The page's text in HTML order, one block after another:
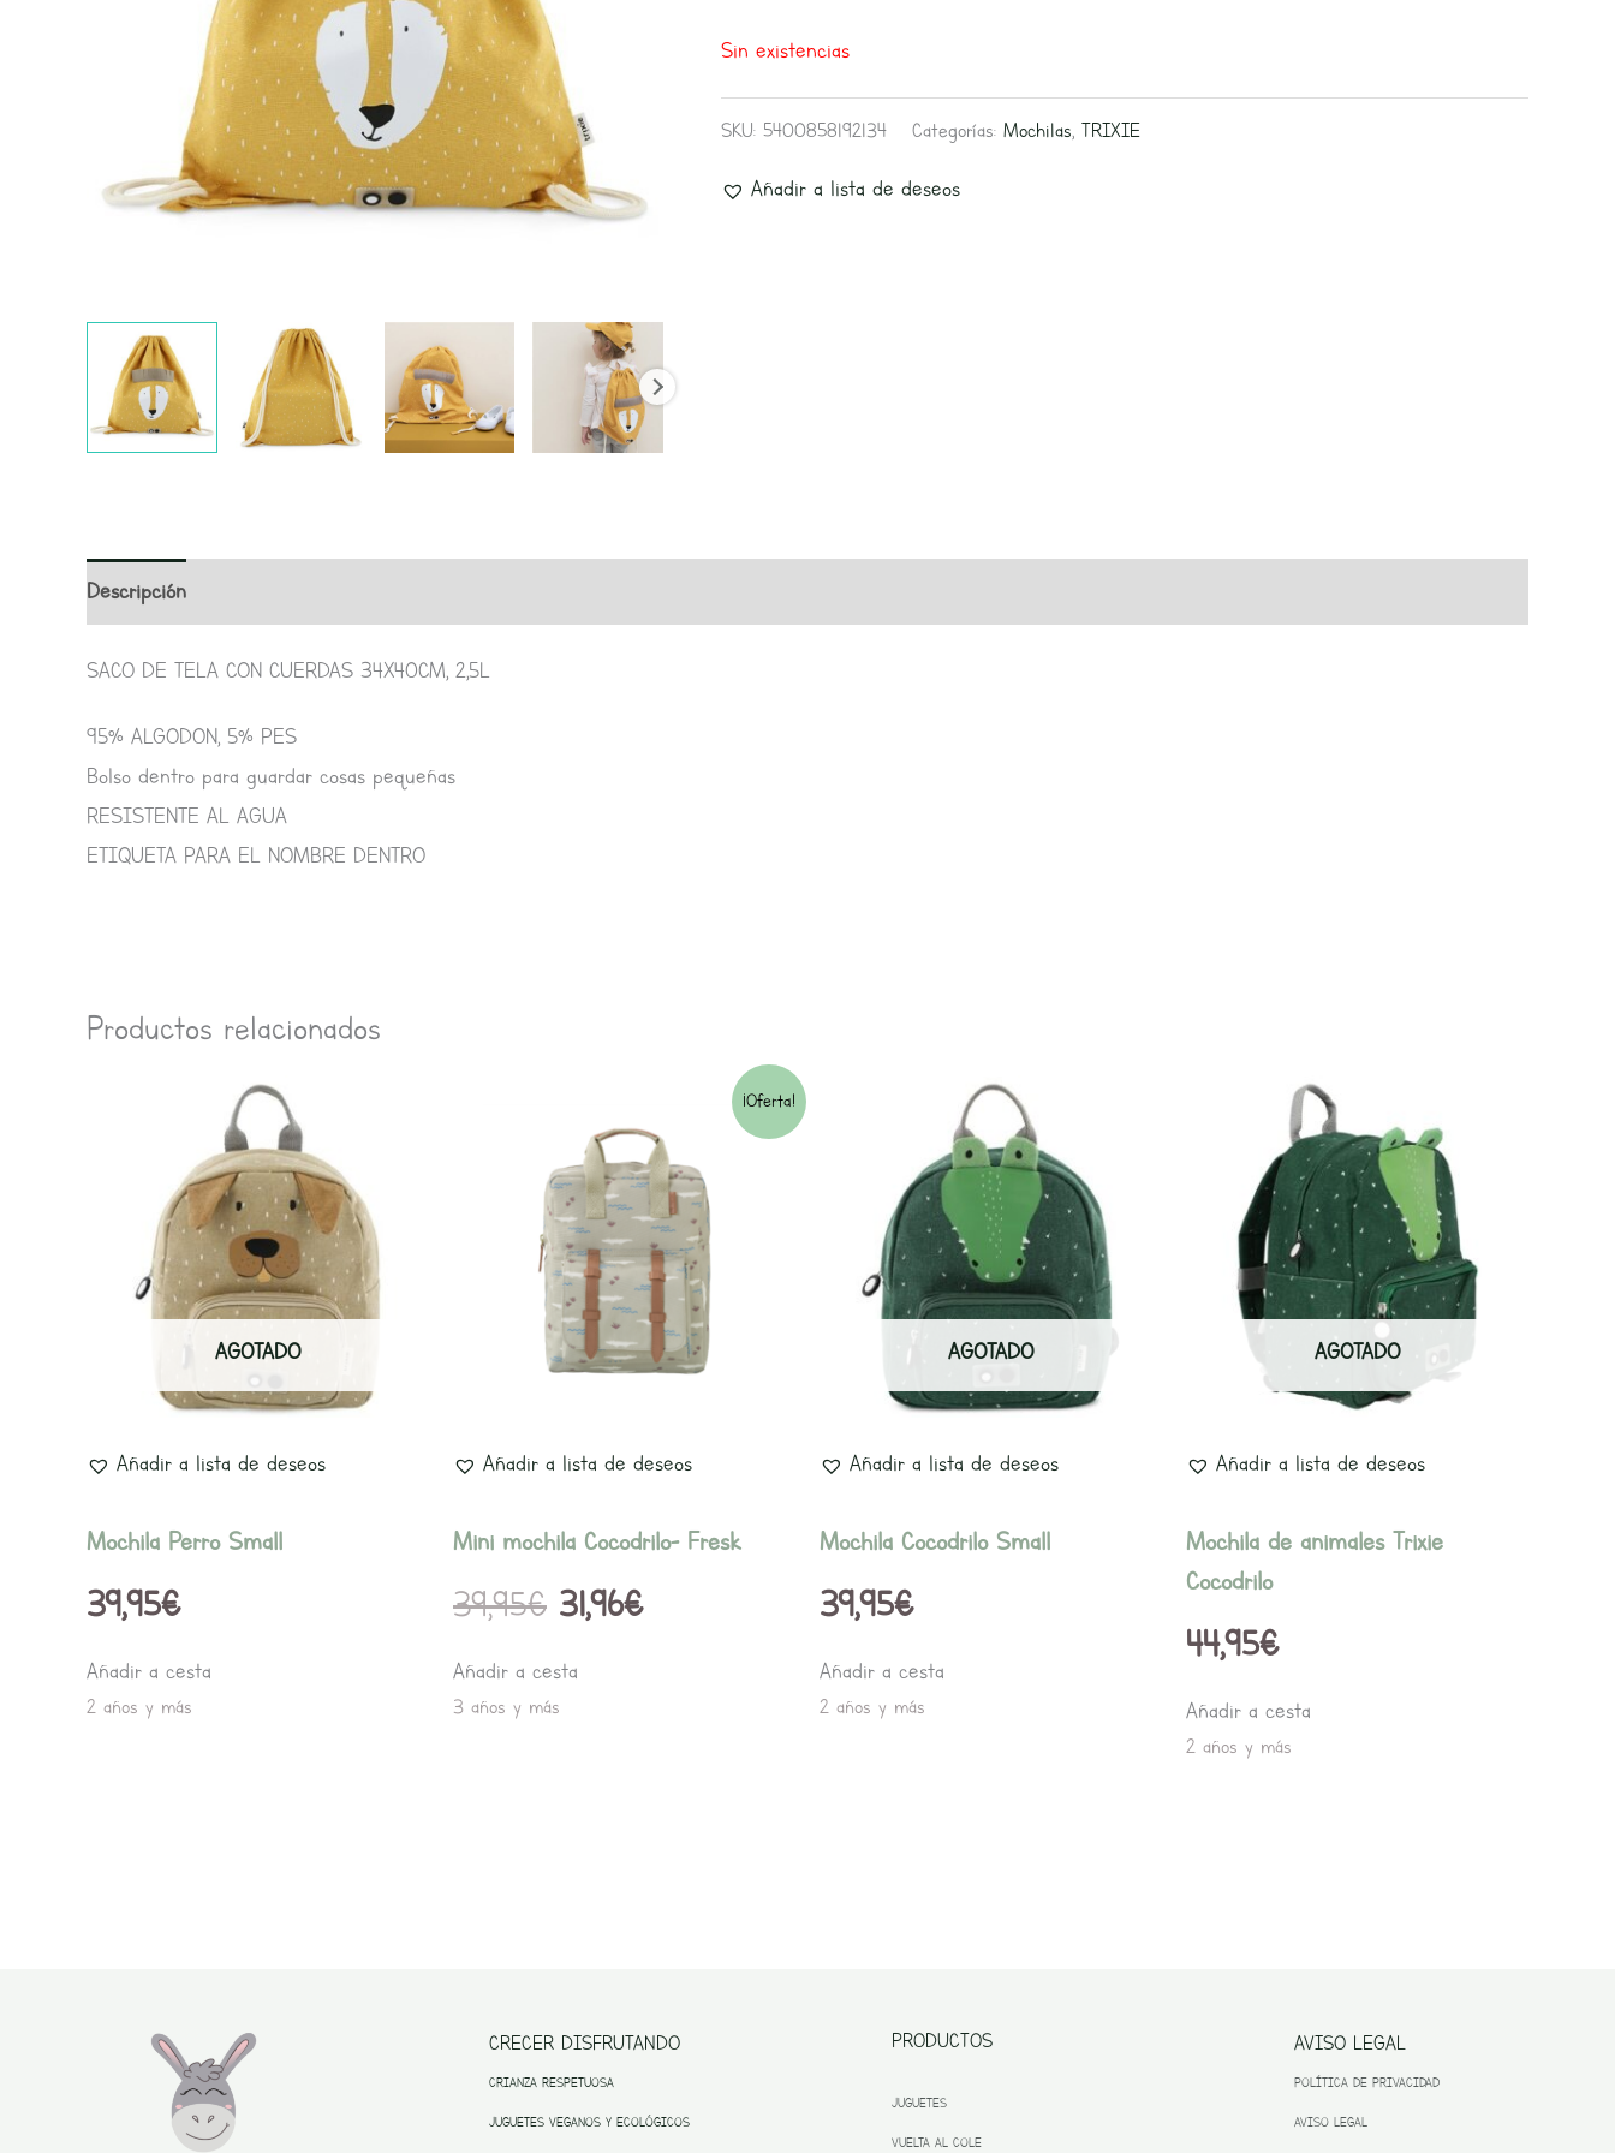
Sin existencias
SKU: 5400858192134 Categorías: Mochilas, TRIXIE
Añadir a lista de deseos
Descripción
SACO DE TELA CON CUERDAS 34X40CM, 2,5L
95% ALGODON, 5% PES
Bolso dentro para guardar cosas pequeñas
RESISTENTE AL AGUA
ETIQUETA PARA EL NOMBRE DENTRO
Productos relacionados
AGOTADO
Añadir a lista de deseos
Mochila Perro Small
39,95€
Añadir a cesta
2 años y más
¡Oferta!
Añadir a lista de deseos
Mini mochila Cocodrilo- Fresk
39,95€
precio
original
era:
39,95€.
31,96€
precio
actual
es:
31,96€.
Añadir a cesta
3 años y más
AGOTADO
Añadir a lista de deseos
Mochila Cocodrilo Small
39,95€
Añadir a cesta
2 años y más
AGOTADO
Añadir a lista de deseos
Mochila de animales Trixie
Cocodrilo
44,95€
Añadir a cesta
2 años y más
CRECER DISFRUTANDO
CRIANZA RESPETUOSA
JUGUETES VEGANOS Y ECOLÓGICOS
PRODUCTOS
JUGUETES
VUELTA AL COLE
AVISO LEGAL
POLÍTICA DE PRIVACIDAD
AVISO LEGAL